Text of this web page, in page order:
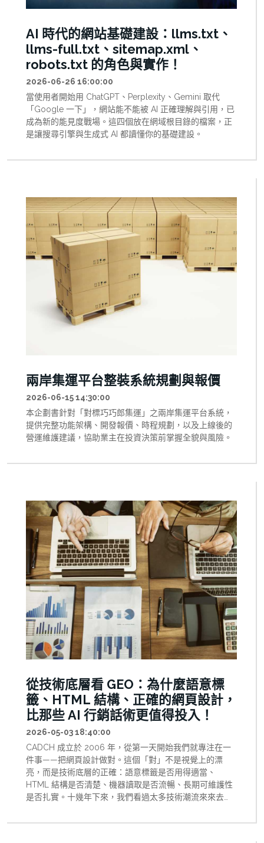
AI 時代的網站基礎建設：llms.txt、
llms-full.txt、sitemap.xml、
robots.txt 的角色與實作！
2026-06-26 16:00:00
當使用者開始用 ChatGPT、Perplexity、Gemini 取代
「Google 一下」，網站能不能被 AI 正確理解與引用，已
成為新的能見度戰場。這四個放在網域根目錄的檔案，正
是讓搜尋引擎與生成式 AI 都讀懂你的基礎建設。
兩岸集運平台整裝系統規劃與報價
2026-06-15 14:30:00
本企劃書針對「對標巧巧郎集運」之兩岸集運平台系統，
提供完整功能架構、開發報價、時程規劃，以及上線後的
營運維護建議，協助業主在投資決策前掌握全貌與風險。
從技術底層看 GEO：為什麼語意標
籤、HTML 結構、正確的網頁設計，
比那些 AI 行銷話術更值得投入！
2026-05-03 18:40:00
CADCH 成立於 2006 年，從第一天開始我們就專注在一
件事——把網頁設計做對。這個「對」不是視覺上的漂
亮，而是技術底層的正確：語意標籤是否用得適當、
HTML 結構是否清楚、機器讀取是否流暢、長期可維護性
是否扎實。十幾年下來，我們看過太多技術潮流來來去
必買套餐。 近一年最熱的話題是 GEO（生成式引擎優